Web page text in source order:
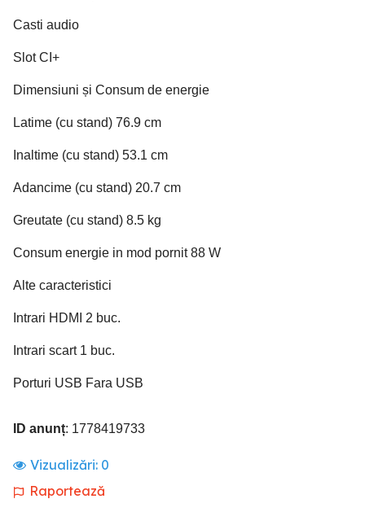
Casti audio
Slot CI+
Dimensiuni și Consum de energie
Latime (cu stand) 76.9 cm
Inaltime (cu stand) 53.1 cm
Adancime (cu stand) 20.7 cm
Greutate (cu stand) 8.5 kg
Consum energie in mod pornit 88 W
Alte caracteristici
Intrari HDMI 2 buc.
Intrari scart 1 buc.
Porturi USB Fara USB
ID anunț: 1778419733
Vizualizări: 0
Raportează